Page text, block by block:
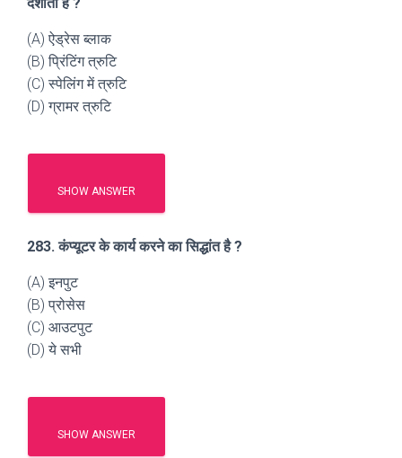
(A) ऐड्रेस ब्लाक
(B) प्रिंटिंग त्रुटि
(C) स्पेलिंग में त्रुटि
(D) ग्रामर त्रुटि
SHOW ANSWER
283. कंप्यूटर के कार्य करने का सिद्धांत है ?
(A) इनपुट
(B) प्रोसेस
(C) आउटपुट
(D) ये सभी
SHOW ANSWER